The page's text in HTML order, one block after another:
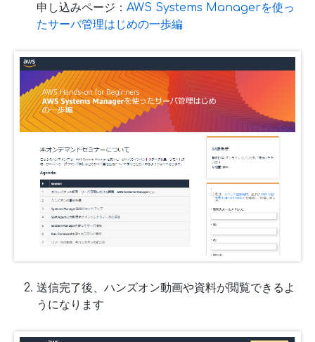
申し込みページ： AWS Systems Managerを使っ
たサーバ管理はじめの一歩編
送信完了後、ハンズオン動画や資料が閲覧できるよ
うになります